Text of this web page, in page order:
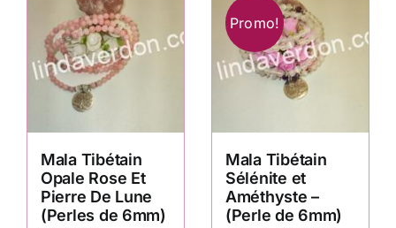
Mala Tibétain
Opale Rose Et
Pierre De Lune
(Perles de 6mm)
Promo!
Mala Tibétain
Sélénite et
Améthyste –
(Perle de 6mm)